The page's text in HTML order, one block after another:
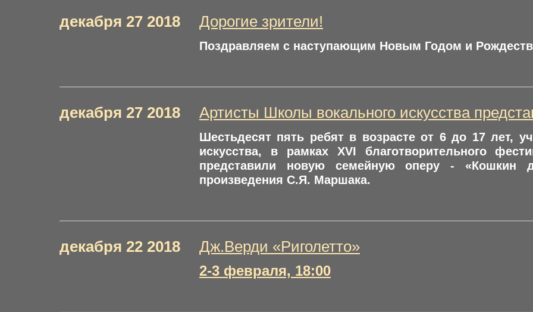
декабря 27 2018 Дорогие зрители!
Поздравляем с наступающим Новым Годом и
декабря 27 2018 Артисты Школы вокального искусства
Шестьдесят пять ребят в возрасте от 6 до 17 лет,
искусства, в рамках XVI благотворительного
представили новую семейную оперу - «Кошкин
произведения С.Я. Маршака.
декабря 22 2018 Дж.Верди «Риголетто»
2-3 февраля, 18:00